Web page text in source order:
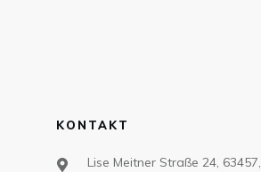
KONTAKT
Lise Meitner Straße 24, 63457,